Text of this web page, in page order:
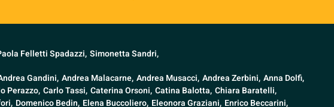
Felletti Spadazzi, Simonetta Sandri,
Gandini, Andrea Malacarne, Andrea Musacci, Andrea Zerbini, Anna Dolfi,
Perazzo, Carlo Tassi, Caterina Orsoni, Catina Balotta, Chiara Baratelli,
Domenico Bedin, Elena Buccoliero, Eleonora Graziani, Enrico Beccarini,